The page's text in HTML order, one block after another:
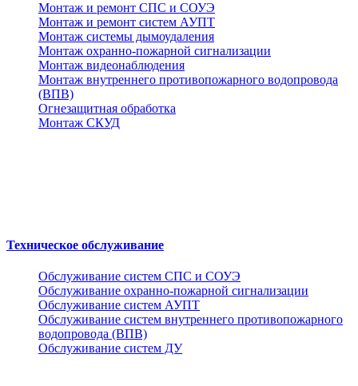
Монтаж и ремонт СПС и СОУЭ
Монтаж и ремонт систем АУПТ
Монтаж системы дымоудаления
Монтаж охранно-пожарной сигнализации
Монтаж видеонаблюдения
Монтаж внутреннего противопожарного водопровода
(ВПВ)
Огнезащитная обработка
Монтаж СКУД
Техническое обслуживание
Обслуживание систем СПС и СОУЭ
Обслуживание охранно-пожарной сигнализации
Обслуживание систем АУПТ
Обслуживание систем внутреннего противопожарного
водопровода (ВПВ)
Обслуживание систем ДУ